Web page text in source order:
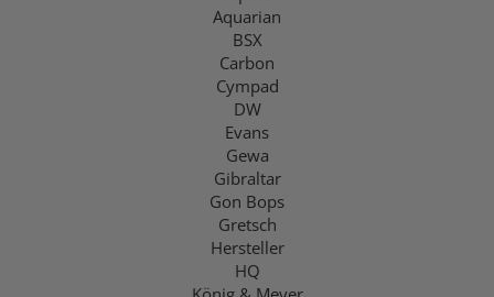
Aquarian
BSX
Carbon
Cympad
DW
Evans
Gewa
Gibraltar
Gon Bops
Gretsch
Hersteller
HQ